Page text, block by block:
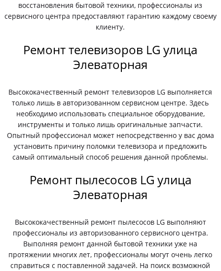
восстановления бытовой техники, профессионалы из
сервисного центра предоставляют гарантию каждому своему
клиенту.
Ремонт телевизоров LG улица
Элеваторная
Высококачественный ремонт телевизоров LG выполняется
только лишь в авторизованном сервисном центре. Здесь
необходимо использовать специальное оборудование,
инструменты и только лишь оригинальные запчасти.
Опытный профессионал может непосредственно у вас дома
установить причину поломки телевизора и предложить
самый оптимальный способ решения данной проблемы.
Ремонт пылесосов LG улица
Элеваторная
Высококачественный ремонт пылесосов LG выполняют
профессионалы из авторизованного сервисного центра.
Выполняя ремонт данной бытовой техники уже на
протяжении многих лет, профессионалы могут очень легко
справиться с поставленной задачей. На поиск возможной